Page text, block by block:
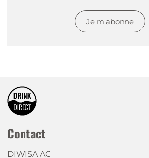
Je m'abonne
Contact
DIWISA AG